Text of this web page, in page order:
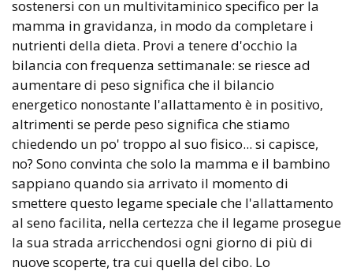
sostenersi con un multivitaminico specifico per la
mamma in gravidanza, in modo da completare i
nutrienti della dieta. Provi a tenere d'occhio la
bilancia con frequenza settimanale: se riesce ad
aumentare di peso significa che il bilancio
energetico nonostante l'allattamento è in positivo,
altrimenti se perde peso significa che stiamo
chiedendo un po' troppo al suo fisico... si capisce,
no? Sono convinta che solo la mamma e il bambino
sappiano quando sia arrivato il momento di
smettere questo legame speciale che l'allattamento
al seno facilita, nella certezza che il legame prosegue
la sua strada arricchendosi ogni giorno di più di
nuove scoperte, tra cui quella del cibo. Lo